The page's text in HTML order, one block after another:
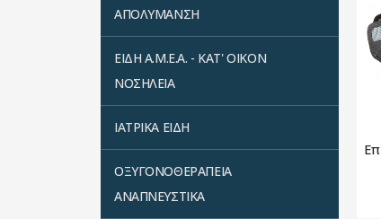
ΑΠΟΛΥΜΑΝΣΗ
ΕΙΔΗ Α.Μ.Ε.Α. - ΚΑΤ' ΟΙΚΟΝ
ΝΟΣΗΛΕΙΑ
ΙΑΤΡΙΚΑ ΕΙΔΗ
ΟΞΥΓΟΝΟΘΕΡΑΠΕΙΑ
ΑΝΑΠΝΕΥΣΤΙΚΑ